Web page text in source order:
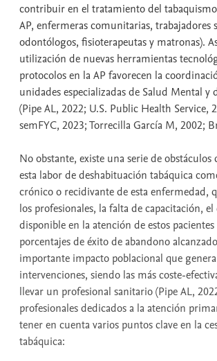
contribuir en el tratamiento del
AP, enfermeras comunitarias, trabajadores
odontólogos, fisioterapeutas y matronas).
utilización de nuevas herramientas
protocolos en la AP favorecen la
unidades especializadas de Salud Mental y
(Pipe AL, 2022; U.S. Public Health Service,
semFYC, 2023; Torrecilla García M, 2002;
No obstante, existe una serie de
esta labor de deshabituación tabáquica
crónico o recidivante de esta enfermedad,
los profesionales, la falta de capacitación, el
disponible en la atención de estos pacientes
porcentajes de éxito de abandono
importante impacto poblacional que
intervenciones, siendo las más coste-
llevar un profesional sanitario (Pipe AL,
profesionales dedicados a la atención
tener en cuenta varios puntos clave en la
tabáquica: